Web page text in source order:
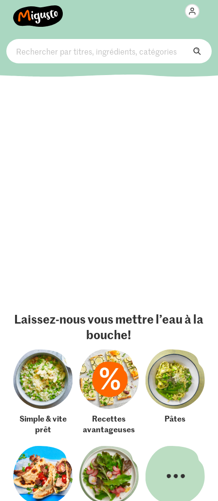
Laissez-nous vous mettre l’eau à la
bouche!
Simple & vite
prêt
Recettes
avantageuses
Pâtes